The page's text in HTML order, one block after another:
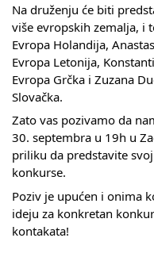
Na druženju će biti
više evropskih zemalja, i
Evropa Holandija,
Evropa Letonija,
Evropa Grčka i Zuzana
Slovačka.
Zato vas pozivamo da
30. septembra u 19h u
priliku da predstavite
konkurse.
Poziv je upućen i onima
ideju za konkretan
kontakata!